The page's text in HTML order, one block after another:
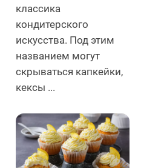
классика
кондитерского
искусства. Под этим
названием могут
скрываться капкейки,
кексы ...